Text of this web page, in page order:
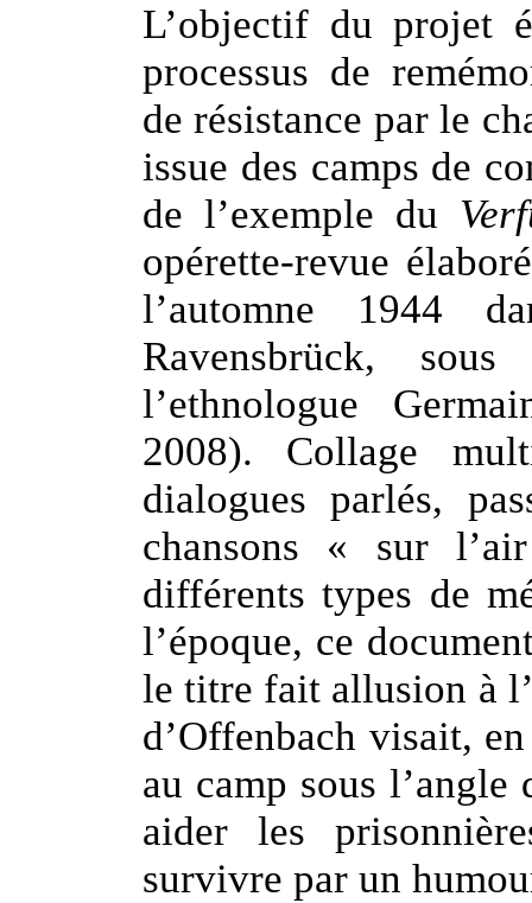
L’objectif du projet
processus de
de résistance par le
issue des camps de
de l’exemple du
opérette-revue
l’automne 1944
Ravensbrück,
l’ethnologue
2008). Collage
dialogues parlés,
chansons « sur
différents types de
l’époque, ce
le titre fait allusion à
d’Offenbach visait,
au camp sous l’angle
aider les
survivre par un